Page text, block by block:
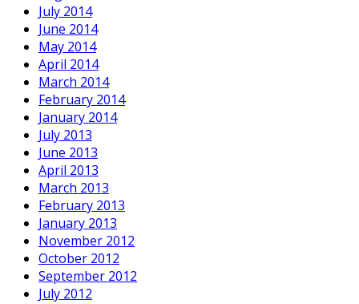
July 2014
June 2014
May 2014
April 2014
March 2014
February 2014
January 2014
July 2013
June 2013
April 2013
March 2013
February 2013
January 2013
November 2012
October 2012
September 2012
July 2012